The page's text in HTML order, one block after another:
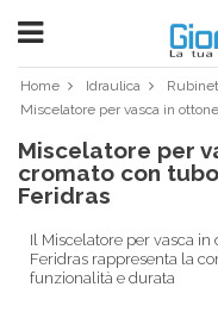
Home Idraulica
Miscelatore per vasca in
Miscelatore per
cromato con
Feridras
Il Miscelatore per vasca
Feridras rappresenta la
funzionalità e durata